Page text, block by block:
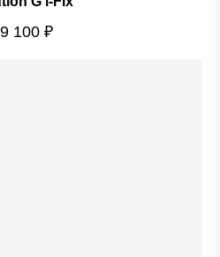
100 ₽